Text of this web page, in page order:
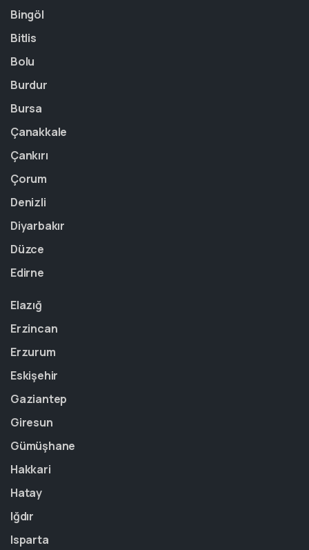
Bingöl
Bitlis
Bolu
Burdur
Bursa
Çanakkale
Çankırı
Çorum
Denizli
Diyarbakır
Düzce
Edirne
Elazığ
Erzincan
Erzurum
Eskişehir
Gaziantep
Giresun
Gümüşhane
Hakkari
Hatay
Iğdır
Isparta